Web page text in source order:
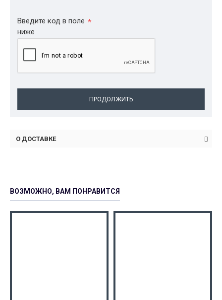
Введите код в поле
ниже
ПРОДОЛЖИТЬ
О ДОСТАВКЕ
ВОЗМОЖНО, ВАМ ПОНРАВИТСЯ